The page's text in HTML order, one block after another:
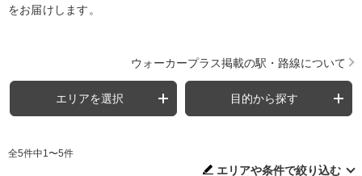
をお届けします。
ウォーカープラス掲載の駅・路線について
エリアを選択 目的から探す
全5件中1〜5件
エリアや条件で絞り込む